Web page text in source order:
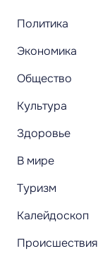
Политика
Экономика
Общество
Культура
Здоровье
В мире
Туризм
Калейдоскоп
Происшествия